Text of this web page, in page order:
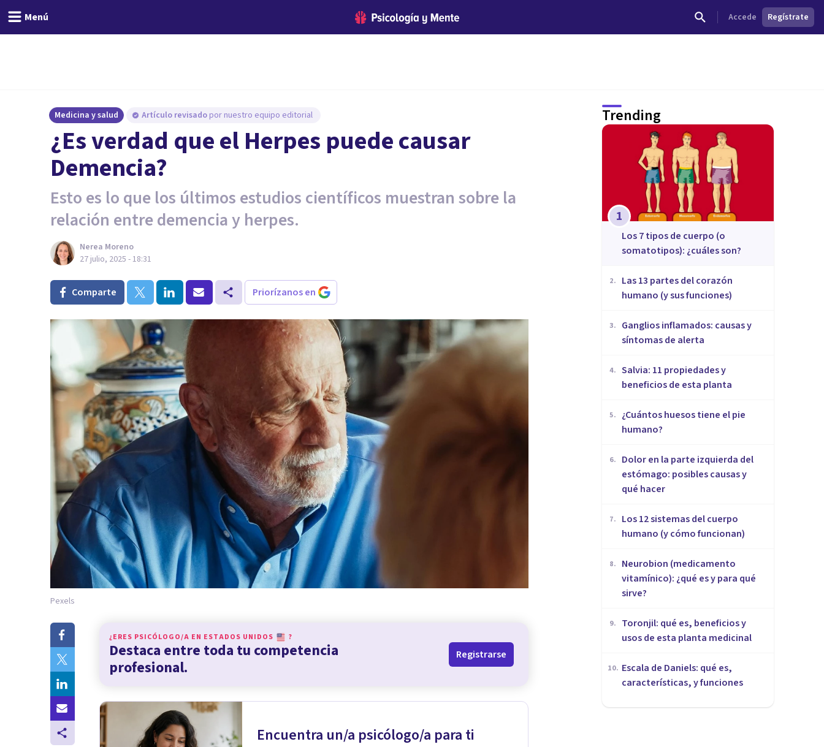
Menú Accede Regístrate
Medicina y salud Artículo revisado por nuestro equipo editorial
¿Es verdad que el Herpes puede causar
Demencia?
Esto es lo que los últimos estudios científicos muestran sobre la
relación entre demencia y herpes.
Nerea Moreno
27 julio, 2025 - 18:31
Comparte Priorízanos en
Pexels
¿ERES PSICÓLOGO/A EN ESTADOS UNIDOS ?
Destaca entre toda tu competencia
profesional.
Registrarse
Encuentra un/a psicólogo/a para ti
Trending
1
​Los 7 tipos de cuerpo (o
somatotipos): ¿cuáles son?
2.
Las 13 partes del corazón
humano (y sus funciones)
3.
Ganglios inflamados: causas y
síntomas de alerta
4. Salvia: 11 propiedades y
beneficios de esta planta
5.
¿Cuántos huesos tiene el pie
humano?
6.
Dolor en la parte izquierda del
estómago: posibles causas y
qué hacer
7.
Los 12 sistemas del cuerpo
humano (y cómo funcionan)
8.
Neurobion (medicamento
vitamínico): ¿qué es y para qué
sirve?
9.
Toronjil: qué es, beneficios y
usos de esta planta medicinal
10. Escala de Daniels: qué es,
características, y funciones